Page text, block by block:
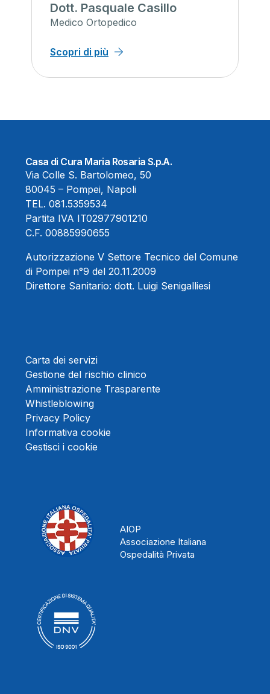
Dott. Pasquale Casillo
Medico Ortopedico
Scopri di più
Casa di Cura Maria Rosaria S.p.A.
Via Colle S. Bartolomeo, 50
80045 – Pompei, Napoli
TEL. 081.5359534
Partita IVA IT02977901210
C.F. 00885990655
Autorizzazione V Settore Tecnico del Comune
di Pompei n°9 del 20.11.2009
Direttore Sanitario: dott. Luigi Senigalliesi
Carta dei servizi
Gestione del rischio clinico
Amministrazione Trasparente
Whistleblowing
Privacy Policy
Informativa cookie
Gestisci i cookie
AIOP
Associazione Italiana
Ospedalità Privata